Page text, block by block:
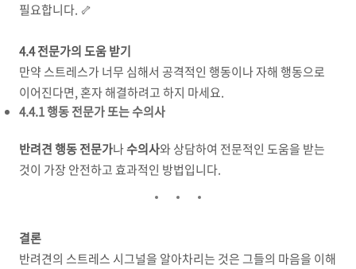
필요합니다. 🦴
4.4 전문가의 도움 받기
만약 스트레스가 너무 심해서 공격적인 행동이나 자해 행동으로
이어진다면, 혼자 해결하려고 하지 마세요.
4.4.1 행동 전문가 또는 수의사
반려견 행동 전문가나수의사와 상담하여 전문적인 도움을 받는
것이 가장 안전하고 효과적인 방법입니다.
결론
반려견의 스트레스 시그널을 알아차리는 것은 그들의 마음을 이해